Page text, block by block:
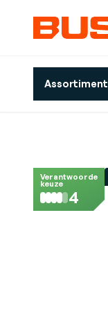
Assortiment
Verantwoorde
keuze
4